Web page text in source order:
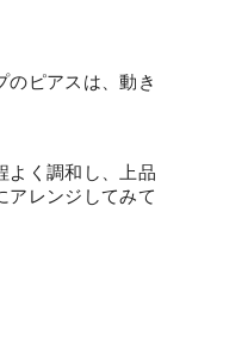
のピアスは、動き
よく調和し、上品
アレンジしてみて